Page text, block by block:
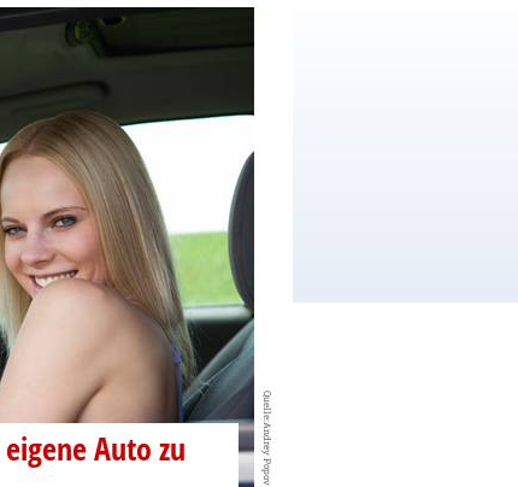
Quelle:Andrey Popov
Auto zu